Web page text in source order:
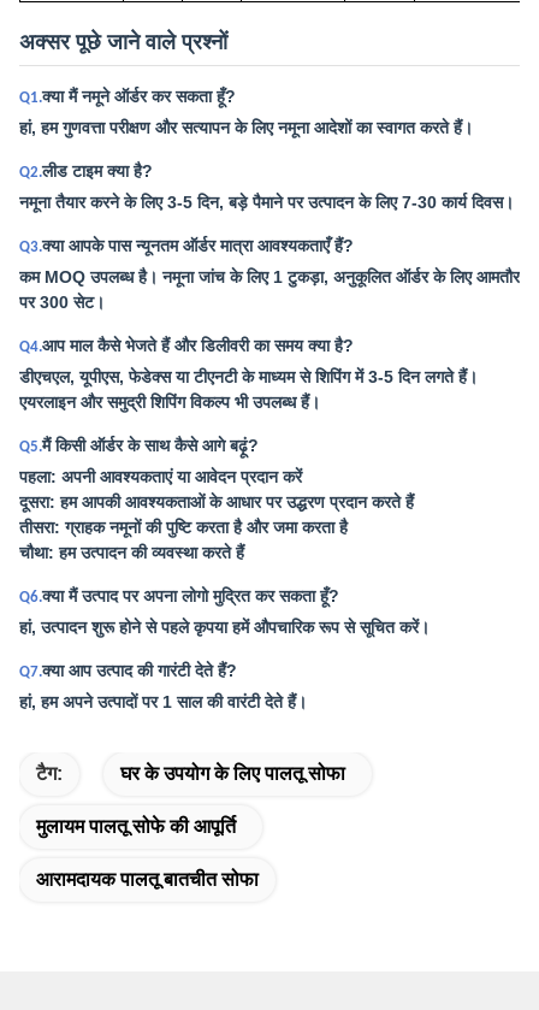
अक्सर पूछे जाने वाले प्रश्नों
Q1.क्या मैं नमूने ऑर्डर कर सकता हूँ?
हां, हम गुणवत्ता परीक्षण और सत्यापन के लिए नमूना आदेशों का स्वागत करते हैं।
Q2.लीड टाइम क्या है?
नमूना तैयार करने के लिए 3-5 दिन, बड़े पैमाने पर उत्पादन के लिए 7-30 कार्य दिवस।
Q3.क्या आपके पास न्यूनतम ऑर्डर मात्रा आवश्यकताएँ हैं?
कम MOQ उपलब्ध है। नमूना जांच के लिए 1 टुकड़ा, अनुकूलित ऑर्डर के लिए आमतौर
पर 300 सेट।
Q4.आप माल कैसे भेजते हैं और डिलीवरी का समय क्या है?
डीएचएल, यूपीएस, फेडेक्स या टीएनटी के माध्यम से शिपिंग में 3-5 दिन लगते हैं।
एयरलाइन और समुद्री शिपिंग विकल्प भी उपलब्ध हैं।
Q5.मैं किसी ऑर्डर के साथ कैसे आगे बढ़ूं?
पहला: अपनी आवश्यकताएं या आवेदन प्रदान करें
दूसरा: हम आपकी आवश्यकताओं के आधार पर उद्धरण प्रदान करते हैं
तीसरा: ग्राहक नमूनों की पुष्टि करता है और जमा करता है
चौथा: हम उत्पादन की व्यवस्था करते हैं
Q6.क्या मैं उत्पाद पर अपना लोगो मुद्रित कर सकता हूँ?
हां, उत्पादन शुरू होने से पहले कृपया हमें औपचारिक रूप से सूचित करें।
Q7.क्या आप उत्पाद की गारंटी देते हैं?
हां, हम अपने उत्पादों पर 1 साल की वारंटी देते हैं।
टैग: घर के उपयोग के लिए पालतू सोफा
मुलायम पालतू सोफे की आपूर्ति
आरामदायक पालतू बातचीत सोफा